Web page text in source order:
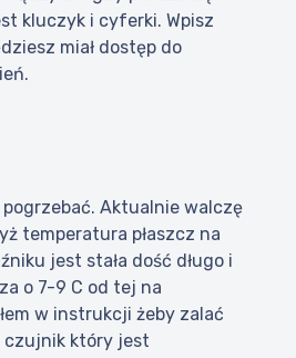
kluczyk i cyferki. Wpisz
miał dostęp do
Aktualnie walczę
temperatura płaszcz na
jest stała dość długo i
o 7-9 C od tej na
w instrukcji żeby zalać
czujnik który jest